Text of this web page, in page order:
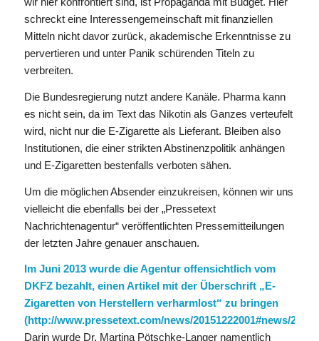
schreckt eine Interessengemeinschaft mit finanziellen
Mitteln nicht davor zurück, akademische Erkenntnisse zu
pervertieren und unter Panik schürenden Titeln zu
verbreiten.
Die Bundesregierung nutzt andere Kanäle. Pharma kann
es nicht sein, da im Text das Nikotin als Ganzes verteufelt
wird, nicht nur die E-Zigarette als Lieferant. Bleiben also
Institutionen, die einer strikten Abstinenzpolitik anhängen
und E-Zigaretten bestenfalls verboten sähen.
Um die möglichen Absender einzukreisen, können wir uns
vielleicht die ebenfalls bei der „Pressetext
Nachrichtenagentur“ veröffentlichten Pressemitteilungen
der letzten Jahre genauer anschauen.
Im Juni 2013 wurde die Agentur offensichtlich vom
DKFZ bezahlt, einen Artikel mit der Überschrift „E-
Zigaretten von Herstellern verharmlost“ zu bringen
(http://www.pressetext.com/news/20151222001#news/
Darin wurde Dr. Martina Pötschke-Langer namentlich